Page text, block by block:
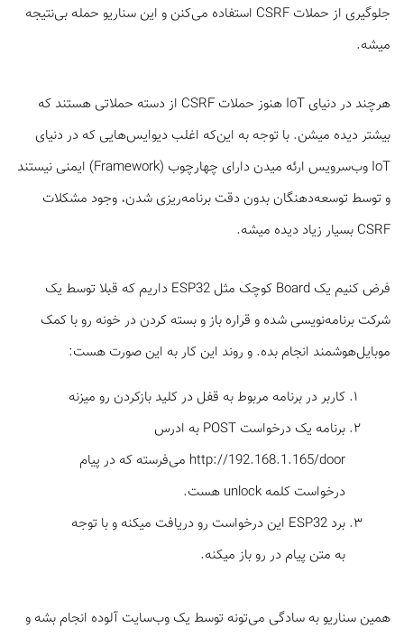
جلوگیری از حملات CSRF استفاده می‌کنن و این سناریو حمله بی‌نتیجه
میشه.
هرچند در دنیای IoT هنوز حملات CSRF از دسته حملاتی هستند که
بیشتر دیده میشن. با توجه به این‌که اغلب دیوایس‌هایی که در دنیای
IoT وب‌سرویس ارئه میدن دارای چهارچوب (Framework) ایمنی نیستند
و توسط توسعه‌دهنگان بدون دقت برنامه‌ریزی شدن، وجود مشکلات
CSRF بسیار زیاد دیده میشه.
فرض کنیم یک Board کوچک مثل ESP32 داریم که قبلا توسط یک
شرکت برنامه‌نویسی شده و قراره باز و بسته کردن در خونه رو با کمک
موبایل‌هوشمند انجام بده. و روند این کار به این صورت هست:
کاربر در برنامه مربوط به قفل در کلید بازکردن رو میزنه
برنامه یک درخواست POST به ادرس
http://192.168.1.165/door می‌فرسته که در پیام
درخواست کلمه unlock هست.
برد ESP32 این درخواست رو دریافت می­کنه و با توجه
به متن پیام در رو باز میکنه.
همین سناریو به سادگی می‌تونه توسط یک وب‌سایت آلوده انجام بشه و